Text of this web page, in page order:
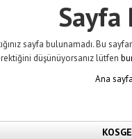
Sayfa
sayfa bulunamadı. Bu
düşünüyorsanız lütfen
Ana